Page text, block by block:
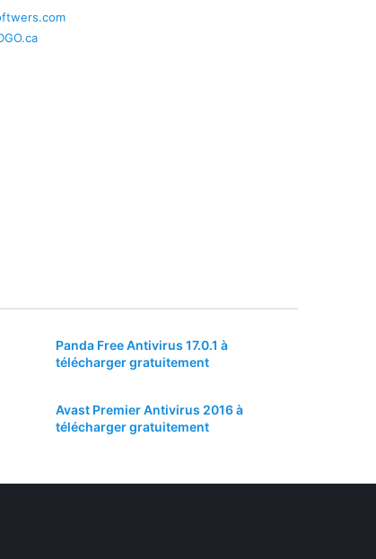
Panda Free Antivirus 17.0.1 à
télécharger gratuitement
Avast Premier Antivirus 2016 à
télécharger gratuitement